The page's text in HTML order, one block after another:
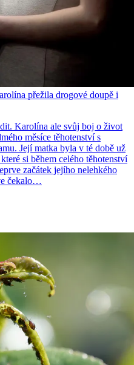
přežila drogové doupě i
Karolína ale svůj boj o život
měsíce těhotenství s
Její matka byla v té době už
si během celého těhotenství
začátek jejího nelehkého
čekalo…